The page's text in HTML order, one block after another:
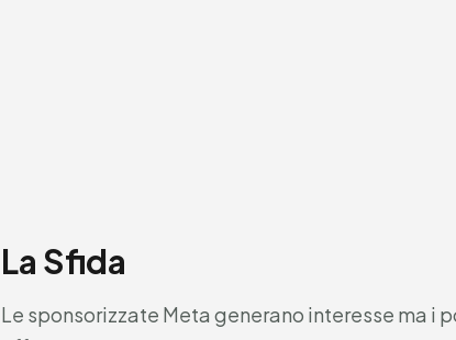
La Sfida
Le sponsorizzate Meta generano interesse ma i